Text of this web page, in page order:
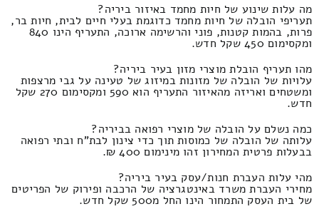
מה עלות שינוע של חיות מחמד באיזור ביריה?
תעריפי הובלה של חיות מחמד כדוגמת בעלי חיים לבית, חיות בר,
פרות, בהמות קטנות, פוני והרשימה ארוכה, התעריף הינו 840
ומקסימום 450 שקל חדש.
מהו תעריף הובלת מוצרי מזון בעיר ביריה?
עלויות של הובלה של מזונות במיזוג של טעינה על גבי מרצפות
ומשטחים ואריזה מהאיזור התעריף הוא 590 ומקסימום 270 שקל
חדש.
כמה נשלם על הובלה של מוצרי רפואה בביריה?
עלותה של הובלה של כמוסות תוך כדי צינון לבת"ח ובתי רפואה
בבעלות פרטית המחירון זהו מינימום 400 ₪.
מהי עלות העברת חנות/עסק בעיר ביריה?
מחירי העברת משרד באינטגרציה של הרכבה ופירוק של הפריטים
של בית העסק התמחור הינו החל מ500 שקל חדש.